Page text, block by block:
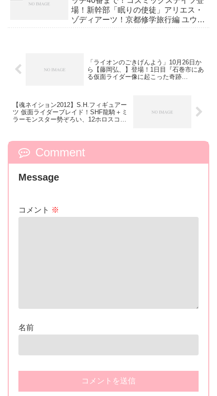
カテゴリーの人気記事
フ腕時計も再販！
ナゴヤドーム「テレビキャラクター夢
小宮有紗、3日：馬場良馬・松本寛
也、5日：白石隼也、戸塚純貴！
「平成仮面ライダー」ユリイカ臨時増
成二、小林靖子、福士蒼汰、井上正
大、綾野剛、桜田通＋白石隼也 ほか
仮面ライダーフォーゼ｜アストロスイ